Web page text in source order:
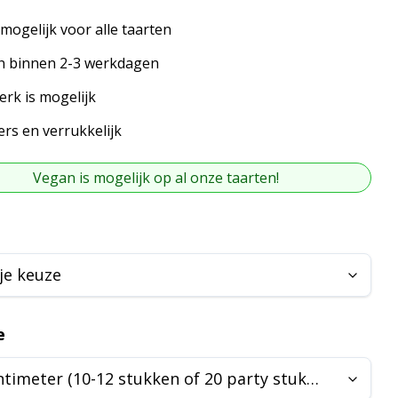
voor alle taarten
binnen 2-3 werkdagen
is mogelijk
en verrukkelijk
Vegan is mogelijk op al onze taarten!